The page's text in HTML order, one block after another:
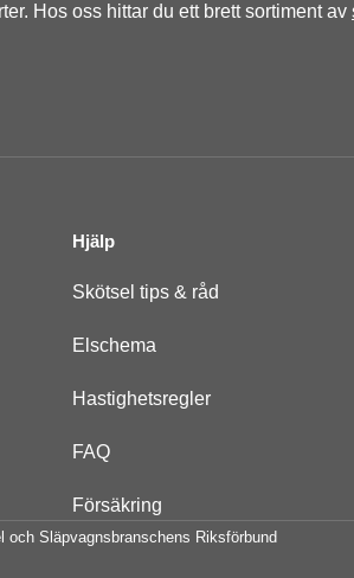
Hos oss hittar du ett brett sortiment av
Hjälp
Skötsel tips & råd
Elschema
Hastighetsregler
FAQ
Försäkring
och Släpvagnsbranschens Riksförbund